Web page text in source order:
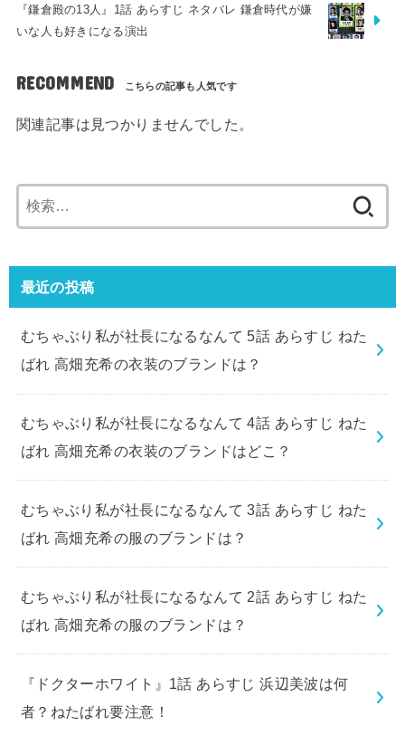
『鎌倉殿の13人』1話 あらすじ ネタバレ 鎌倉時代が嫌
いな人も好きになる演出
RECOMMEND
関連記事は見つかりませんでした。
索:
最近の投稿
むちゃぶり私が社長になるなんて 5話 あらすじ ねた
ばれ 高畑充希の衣装のブランドは？
むちゃぶり私が社長になるなんて 4話 あらすじ ねた
ばれ 高畑充希の衣装のブランドはどこ？
むちゃぶり私が社長になるなんて 3話 あらすじ ねた
ばれ 高畑充希の服のブランドは？
むちゃぶり私が社長になるなんて 2話 あらすじ ねた
ばれ 高畑充希の服のブランドは？
『ドクターホワイト』1話 あらすじ 浜辺美波は何
者？ねたばれ要注意！